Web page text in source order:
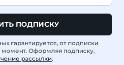
ПОДПИСКУ
гарантируется, от подписки
момент. Оформляя подписку,
рассылки.